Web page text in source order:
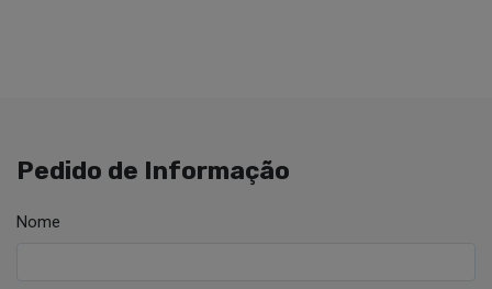
Pedido de Informação
Nome